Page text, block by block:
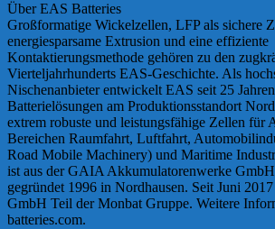
Über EAS Batteries
Großformatige Wickelzellen, LFP als sichere
energiesparsame Extrusion und eine effiziente
Kontaktierungsmethode gehören zu den
Vierteljahrhunderts EAS-Geschichte. Als
Nischenanbieter entwickelt EAS seit 25
Batterielösungen am Produktionsstandort
extrem robuste und leistungsfähige Zellen für
Bereichen Raumfahrt, Luftfahrt,
Road Mobile Machinery) und Maritime
ist aus der GAIA Akkumulatorenwerke
gegründet 1996 in Nordhausen. Seit Juni
GmbH Teil der Monbat Gruppe. Weitere
batteries.com.